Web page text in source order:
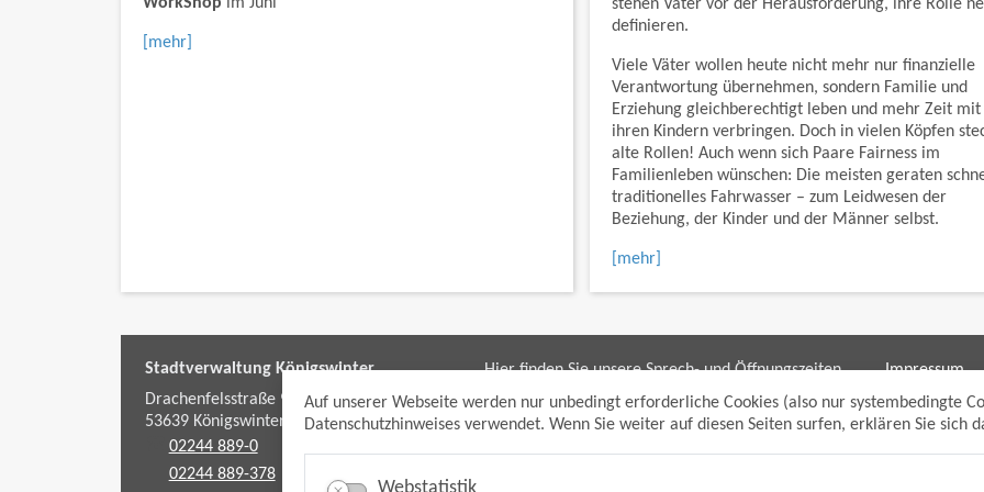
Auf unserer Webseite werden nur unbedingt erforderliche Cookies (also nur systembedingte
Datenschutzhinweises verwendet. Wenn Sie weiter auf diesen Seiten surfen, erklären Sie sich
WorkShop im Juni
[mehr]
stehen Väter vor der Herausforderung, ihre Rolle
definieren.
Viele Väter wollen heute nicht mehr nur finanzielle
Verantwortung übernehmen, sondern Familie und
Erziehung gleichberechtigt leben und mehr Zeit mit
ihren Kindern verbringen. Doch in vielen Köpfen
alte Rollen! Auch wenn sich Paare Fairness im
Familienleben wünschen: Die meisten geraten
traditionelles Fahrwasser – zum Leidwesen der
Beziehung, der Kinder und der Männer selbst.
[mehr]
Stadtverwaltung Königswinter
Drachenfelsstraße 9-11
53639 Königswinter
02244 889-0
02244 889-378
Hier finden Sie unsere Sprech- und Öffnungszeiten
für die Bereiche:
Bürgerbüro/bpunkt
Gewerbeamt
Impressum
Sitemap
Suche